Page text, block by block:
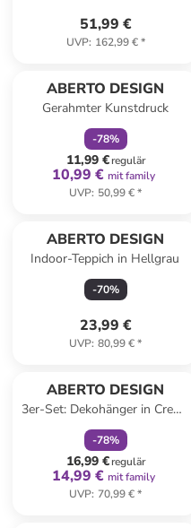
51,99 €
UVP: 162,99 €*
ABERTO DESIGN
Gerahmter Kunstdruck
-78%
11,99 €regulär
10,99 € mit family
UVP: 50,99 €*
ABERTO DESIGN
Indoor-Teppich in Hellgrau
-70%
23,99 €
UVP: 80,99 €*
ABERTO DESIGN
3er-Set: Dekohänger in Creme
- (L)12 cm
-78%
16,99 €regulär
14,99 € mit family
UVP: 70,99 €*